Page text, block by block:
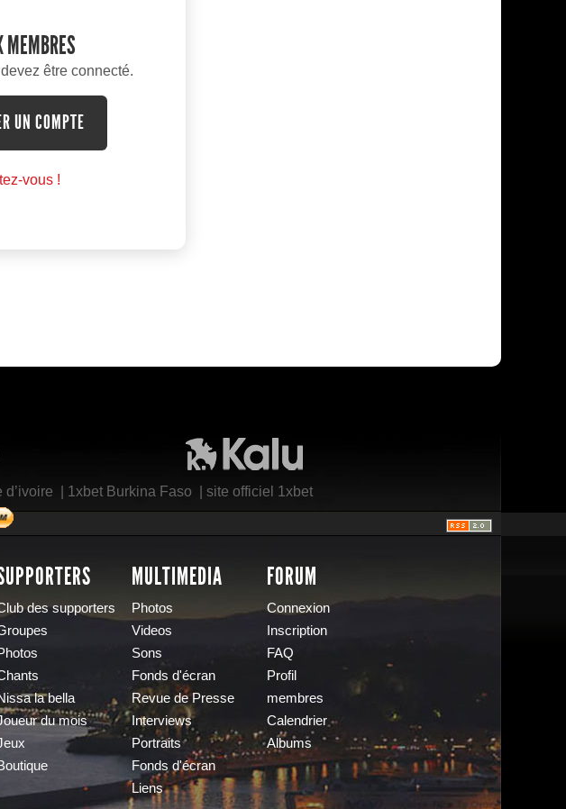
MEMBRES
être connecté.
UN COMPTE
vous !
d’ivoire 1xbet Burkina Faso site officiel 1xbet
des supporters
la bella
du mois
MULTIMEDIA
Photos
Videos
Sons
Fonds d'écran
Revue de Presse
Interviews
Portraits
Fonds d'écran
Liens
FORUM
Connexion
Inscription
FAQ
Profil
membres
Calendrier
Albums